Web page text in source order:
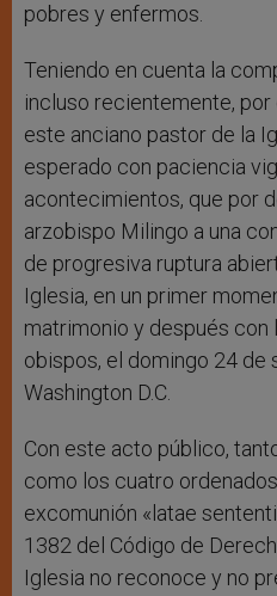
pobres y enfermos.
Teniendo en cuenta la
incluso recientemente,
este anciano pastor de la
esperado con paciencia
acontecimientos, que por
arzobispo Milingo a una
de progresiva ruptura
Iglesia, en un primer
matrimonio y después con
obispos, el domingo 24 de
Washington D.C.
Con este acto público,
como los cuatro
excomunión «latae
1382 del Código de
Iglesia no reconoce y no